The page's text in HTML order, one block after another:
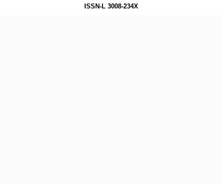
ISSN-L 3008-234X